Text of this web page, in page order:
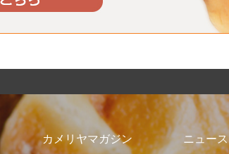
カメリヤマガジン ニュース